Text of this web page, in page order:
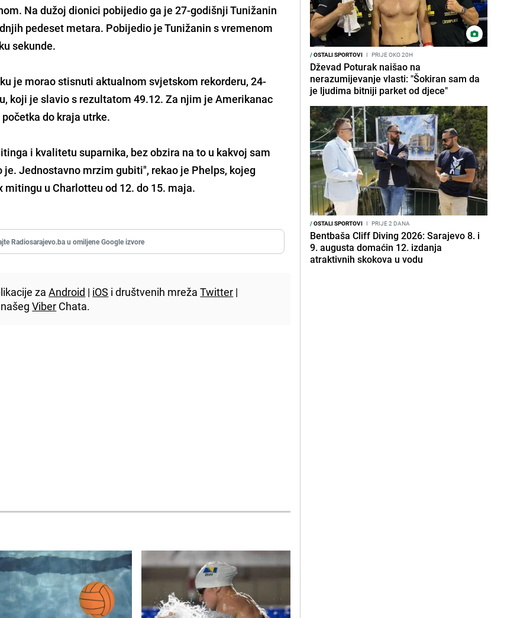
Na dužoj dionici pobijedio ga je 27-godišnji Tunižanin
pedeset metara. Pobijedio je Tunižanin s vremenom
sekunde.
je morao stisnuti aktualnom svjetskom rekorderu, 24-
koji je slavio s rezultatom 49.12. Za njim je Amerikanac
do kraja utrke.
i kvalitetu suparnika, bez obzira na to u kakvoj sam
Jednostavno mrzim gubiti", rekao je Phelps, kojeg
u Charlotteu od 12. do 15. maja.
Radiosarajevo.ba u omiljene Google izvore
zaAndroid | iOS i društvenih mrežaTwitter |
našegViber Chata.
/OSTALI SPORTOVI I PRIJE OKO 20H
Dževad Poturak naišao na
nerazumijevanje vlasti: "Šokiran sam da
je ljudima bitniji parket od djece"
/OSTALI SPORTOVI I PRIJE 2 DANA
Bentbaša Cliff Diving 2026: Sarajevo 8. i
9. augusta domaćin 12. izdanja
atraktivnih skokova u vodu